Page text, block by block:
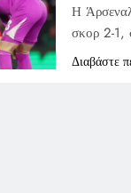
Η
σκορ 2-1,
Διαβάστε